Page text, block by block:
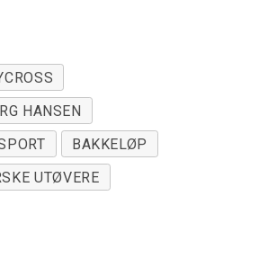
HANSEN
BAKKELØP
UTØVERE